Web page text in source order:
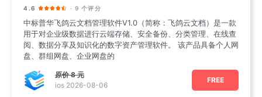
4.6 · 9 个评分
中标普华飞鸽云文档管理软件V1.0（简称：飞鸽云文档）是一款
用于对企业级数据进行云端存储、安全备份、分类管理、在线查
阅、数据分享及知识化的数字资产管理软件。 该产品具备个人网
盘、群组网盘、企业网盘的
原价8 元
ios 2026-08-06
FREE